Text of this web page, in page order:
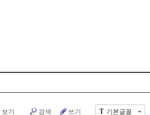
T 기본글꼴
기 검색 쓰기